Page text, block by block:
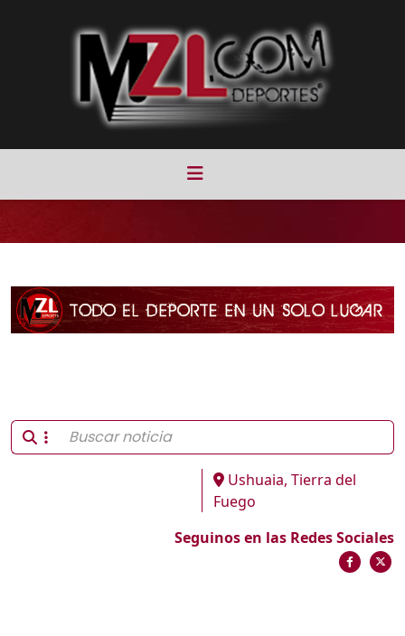
Ushuaia, Tierra del
Fuego
Seguinos en las Redes Sociales